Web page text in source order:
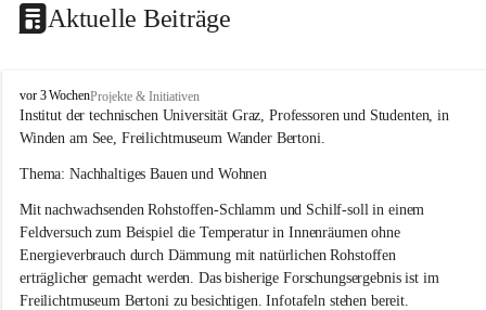
Aktuelle Beiträge
W
i
n
e
a
m
S
e
e
vor 3 WochenProjekte & Initiativen
Institut der technischen Universität Graz, Professoren und Studenten, in
Winden am See, Freilichtmuseum Wander Bertoni.
Thema: Nachhaltiges Bauen und Wohnen
Mit nachwachsenden Rohstoffen-Schlamm und Schilf-soll in einem
Feldversuch zum Beispiel die Temperatur in Innenräumen ohne
Energieverbrauch durch Dämmung mit natürlichen Rohstoffen
erträglicher gemacht werden. Das bisherige Forschungsergebnis ist im
Freilichtmuseum Bertoni zu besichtigen. Infotafeln stehen bereit.